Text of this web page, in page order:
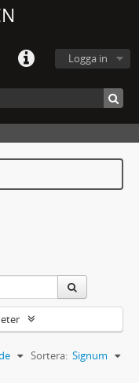
Logga in
Sortera: Signum